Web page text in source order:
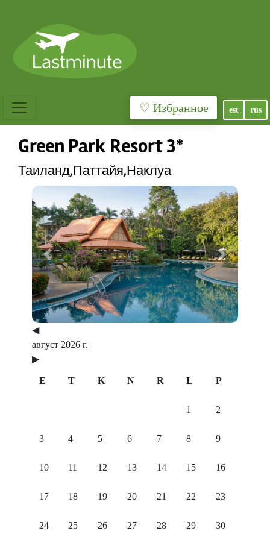
♡ Избранное est rus
Green Park Resort 3*
Таиланд,Паттайя,Наклуа
Previous Next
◀
август 2026 г.
▶
E T K N R L P
1 2
3 4 5 6 7 8 9
10 11 12 13 14 15 16
17 18 19 20 21 22 23
24 25 26 27 28 29 30